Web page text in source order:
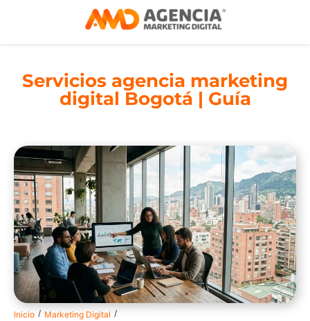
Servicios agencia marketing
digital Bogotá | Guía
Inicio / Marketing Digital /